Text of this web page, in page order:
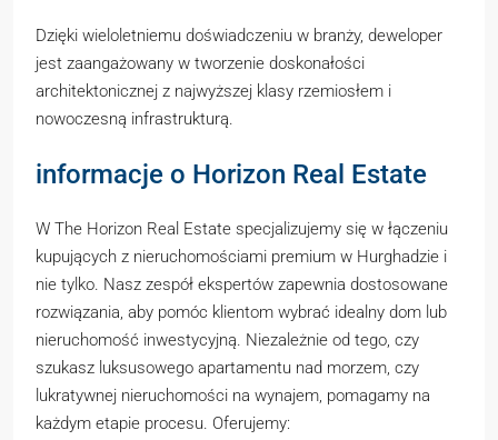
Dzięki wieloletniemu doświadczeniu w branży, deweloper
jest zaangażowany w tworzenie doskonałości
architektonicznej z najwyższej klasy rzemiosłem i
nowoczesną infrastrukturą.
informacje o Horizon Real Estate
W The Horizon Real Estate specjalizujemy się w łączeniu
kupujących z nieruchomościami premium w Hurghadzie i
nie tylko. Nasz zespół ekspertów zapewnia dostosowane
rozwiązania, aby pomóc klientom wybrać idealny dom lub
nieruchomość inwestycyjną. Niezależnie od tego, czy
szukasz luksusowego apartamentu nad morzem, czy
lukratywnej nieruchomości na wynajem, pomagamy na
każdym etapie procesu. Oferujemy: